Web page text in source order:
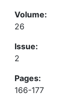
Volume:
26
Issue:
2
Pages:
166-177